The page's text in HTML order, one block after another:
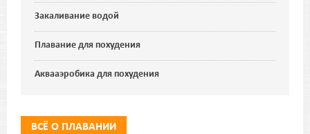
Закаливание водой
Плавание для похудения
Аквааэробика для похудения
ВСЁ О ПЛАВАНИИ